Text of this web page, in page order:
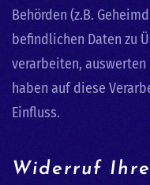
Behörden (z.B.
befindlichen Daten zu
verarbeiten,
haben auf diese
Einfluss.
Widerruf